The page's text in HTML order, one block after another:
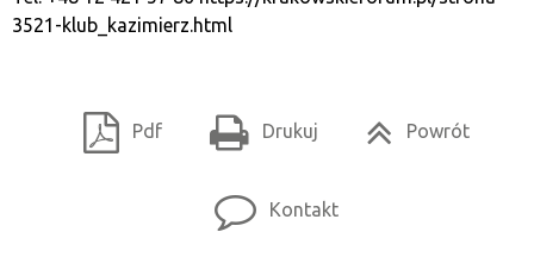
3521-klub_kazimierz.html
Pdf Drukuj Powrót
Kontakt